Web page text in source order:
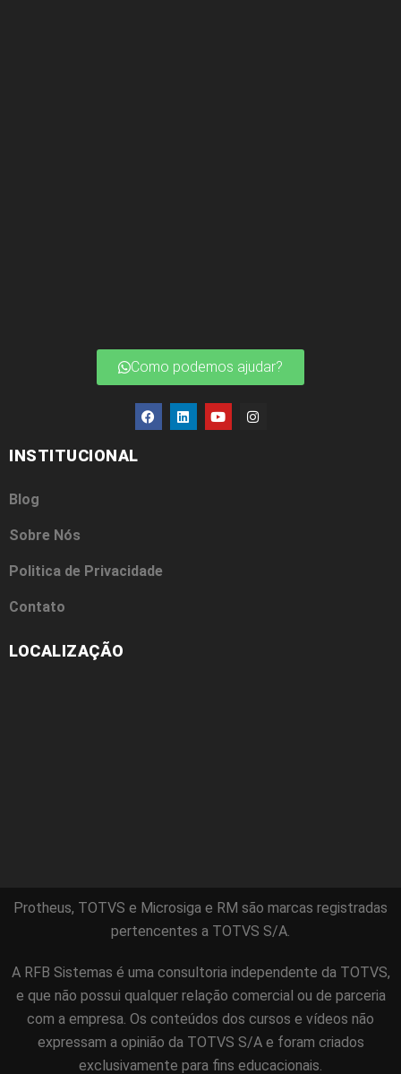
Como podemos ajudar?
INSTITUCIONAL
Blog
Sobre Nós
Politica de Privacidade
Contato
LOCALIZAÇÃO
Protheus, TOTVS e Microsiga e RM são marcas registradas
pertencentes a TOTVS S/A.
A RFB Sistemas é uma consultoria independente da TOTVS,
e que não possui qualquer relação comercial ou de parceria
com a empresa. Os conteúdos dos cursos e vídeos não
expressam a opinião da TOTVS S/A e foram criados
exclusivamente para fins educacionais.